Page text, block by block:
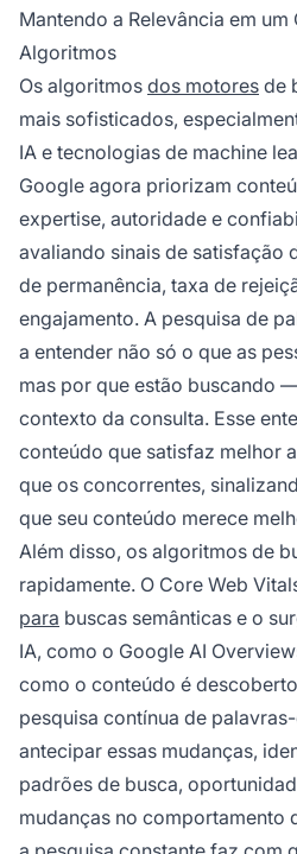
Mantendo a Relevância em
Algoritmos
Os algoritmos dos motores de
mais sofisticados,
IA e tecnologias de machine
Google agora priorizam
expertise, autoridade e
avaliando sinais de satisfação
de permanência, taxa de
engajamento. A pesquisa de
a entender não só o que as
mas por que estão buscando
contexto da consulta. Esse
conteúdo que satisfaz melhor
que os concorrentes,
que seu conteúdo merece
Além disso, os algoritmos de
rapidamente. O Core Web
para buscas semânticas e o
IA, como o Google AI
como o conteúdo é
pesquisa contínua de
antecipar essas mudanças,
padrões de busca,
mudanças no comportamento